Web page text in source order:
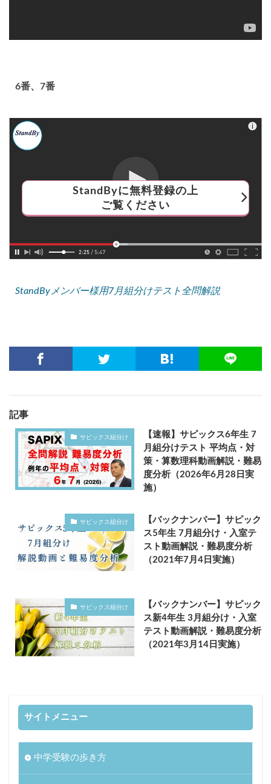
6番、7番
StandByに無料登録の上
ご覧ください
StandByメンバー様用7月組分けテスト全問解説
記事
サピックス組分け
【速報】サピックス6年生 7
月組分けテスト 平均点・対
策・算数理科動画解説・難易
度分析（2026年6月28日実
施）
サピックス組分け
【バックナンバー】サピック
ス5年生 7月組分け・入室テ
スト動画解説・難易度分析
（2021年7月4日実施）
サピックス組分け
【バックナンバー】サピック
ス新4年生 3月組分け・入室
テスト動画解説・難易度分析
（2021年3月14日実施）
サイトメニュー
中学受験の歩き方